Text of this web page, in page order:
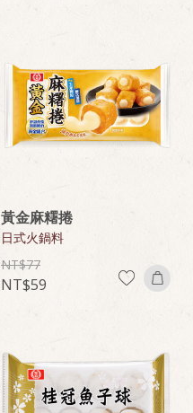
黃金麻糬捲
日式火鍋料
77
59